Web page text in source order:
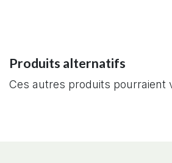
Produits alternatifs
Ces autres produits pourraient